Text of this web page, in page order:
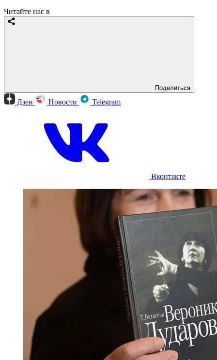
Читайте нас в
Поделиться
Дзен Новости Telegram
Вконтакте